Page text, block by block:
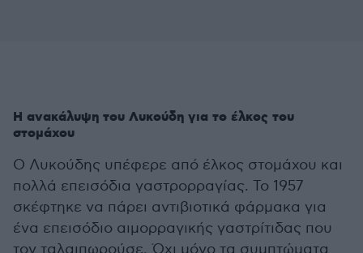
Η ανακάλυψη του Λυκούδη για το έλκος του
στομάχου
Ο Λυκούδης υπέφερε από έλκος στομάχου και
πολλά επεισόδια γαστρορραγίας. Το 1957
σκέφτηκε να πάρει αντιβιοτικά φάρμακα για
ένα επεισόδιο αιμορραγικής γαστρίτιδας που